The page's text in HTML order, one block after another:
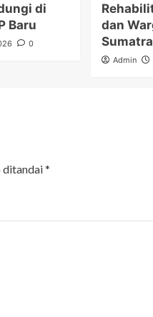
di
Baru
0
dan
Sumatra
Admin
ditandai*